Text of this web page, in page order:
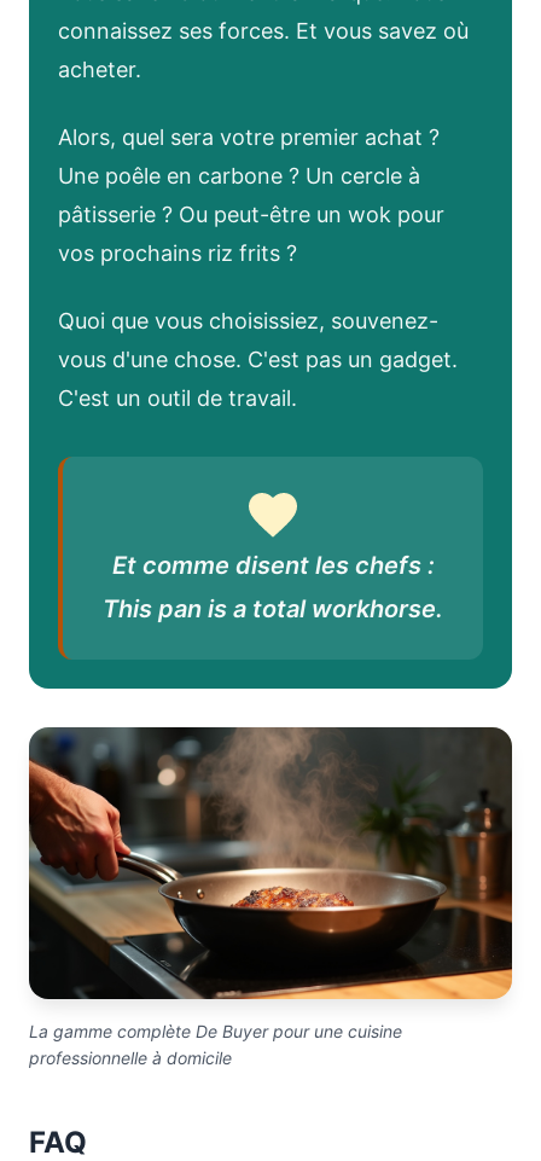
connaissez ses forces. Et vous savez où
acheter.
Alors, quel sera votre premier achat ?
Une poêle en carbone ? Un cercle à
pâtisserie ? Ou peut-être un wok pour
vos prochains riz frits ?
Quoi que vous choisissiez, souvenez-
vous d'une chose. C'est pas un gadget.
C'est un outil de travail.
Et comme disent les chefs :
This pan is a total workhorse.
La gamme complète De Buyer pour une cuisine
professionnelle à domicile
FAQ